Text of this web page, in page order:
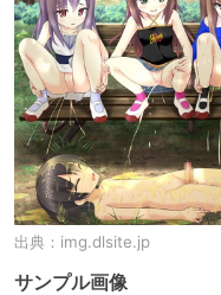
出典： img.dlsite.jp
サンプル画像